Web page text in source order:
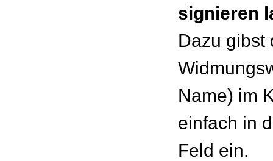
signieren
Dazu gibst
Name) im
einfach in
Feld ein.